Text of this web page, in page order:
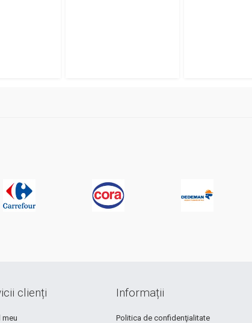
clienți
meu
Informații
Politica de confidenţialitate